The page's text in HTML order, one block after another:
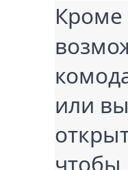
Кроме
или
чтобы